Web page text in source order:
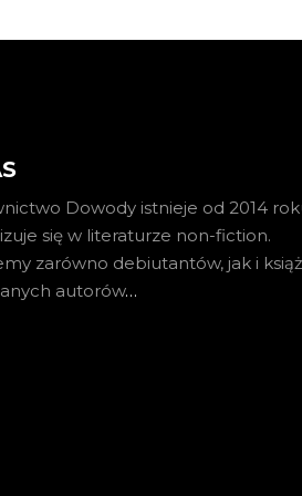
Dowody istnieje od 2014
się w literaturze non-fiction.
zarówno debiutantów, jak i
autorów…